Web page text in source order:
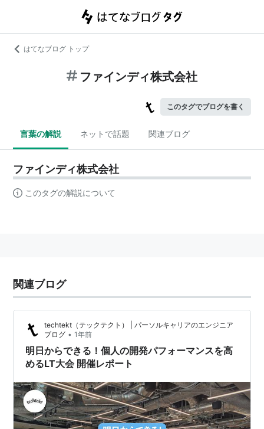
はてなブログ トップ
ファインディ株式会社
このタグでブログを書く
言葉の解説 ネットで話題 関連ブログ
ファインディ株式会社
このタグの解説について
関連ブログ
techtekt（テックテクト） | パーソルキャリアのエンジニア
ブログ • 1年前
明日からできる！個人の開発パフォーマンスを高
めるLT大会 開催レポート